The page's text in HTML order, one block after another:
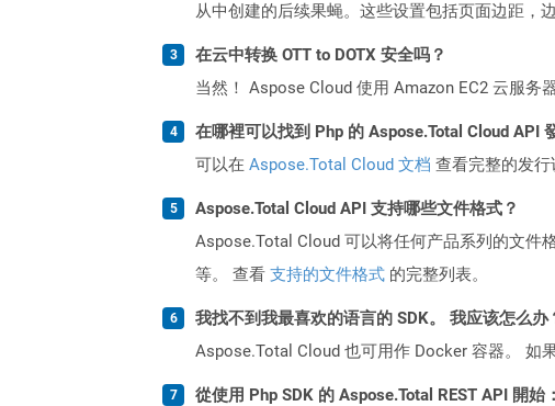
从中创建的后续果蝇。这些设置包括页面边距，
在云中转换 OTT to DOTX 安全吗？
当然！ Aspose Cloud 使用 Amazon EC2 云服
在哪裡可以找到 Php 的 Aspose.Total Cloud API
可以在 Aspose.Total Cloud 文档 查看完整的发行
Aspose.Total Cloud API 支持哪些文件格式？
Aspose.Total Cloud 可以将任何产品系列的文件
等。 查看 支持的文件格式 的完整列表。
我找不到我最喜欢的语言的 SDK。 我应该怎么办
Aspose.Total Cloud 也可用作 Docker 容器。 如
從使用 Php SDK 的 Aspose.Total REST API 開始